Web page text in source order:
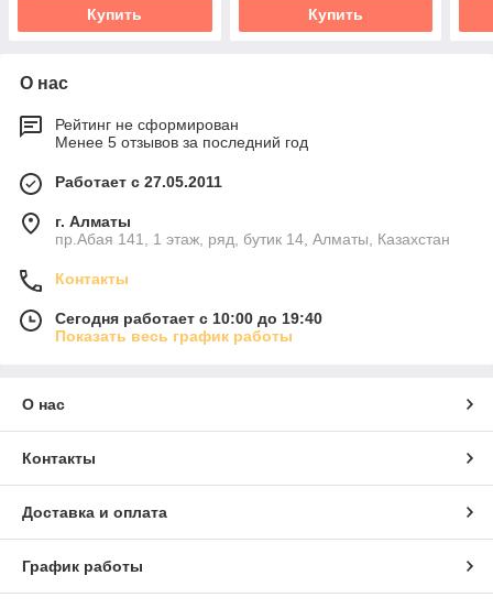
Купить Купить
О нас
Рейтинг не сформирован
Менее 5 отзывов за последний год
Работает с 27.05.2011
г. Алматы
пр.Абая 141, 1 этаж, ряд, бутик 14, Алматы, Казахстан
Контакты
Сегодня работает с 10:00 до 19:40
Показать весь график работы
О нас
Контакты
Доставка и оплата
График работы